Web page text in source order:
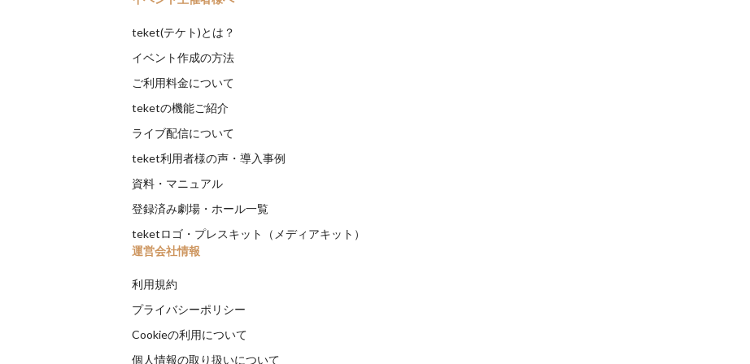
teket(テケト)とは？
イベント作成の方法
ご利用料金について
teketの機能ご紹介
ライブ配信について
teket利用者様の声・導入事例
資料・マニュアル
登録済み劇場・ホール一覧
teketロゴ・プレスキット（メディアキット）
運営会社情報
利用規約
プライバシーポリシー
Cookieの利用について
個人情報の取り扱いについて